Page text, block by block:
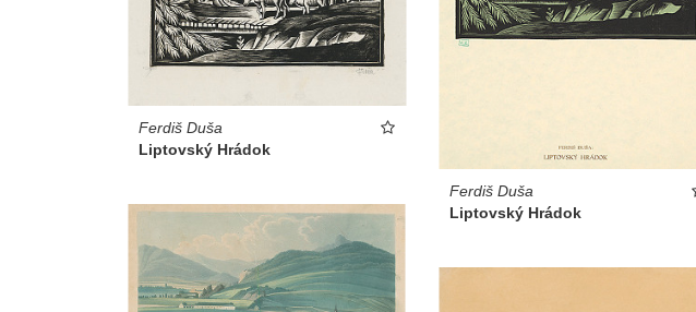
Ferdiš Duša
Liptovský Hrádok
Ferdiš Duša
Liptovský Hrádok